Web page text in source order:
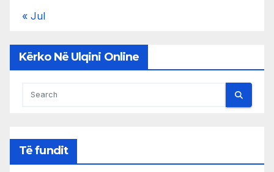
« Jul
Kërko Në Ulqini Online
Të fundit